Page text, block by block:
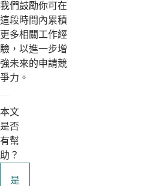
我們鼓勵你可在
這段時間內累積
更多相關工作經
驗，以進一步增
強未來的申請競
爭力。
本文
是否
有幫
助？
是